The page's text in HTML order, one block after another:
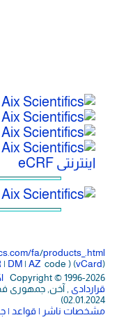
0 تحقیق
1 آزمایش بر روی جانوران
2 طراحی مطالعات
3 فرم های
5 هموويژيلانس
scientifics.com/fa
(QR |DM|AZ
اکس سینتیفیکس
جمهوری فدرال آلمان (تاریخ
| قواعد| جستجو در وبسایت